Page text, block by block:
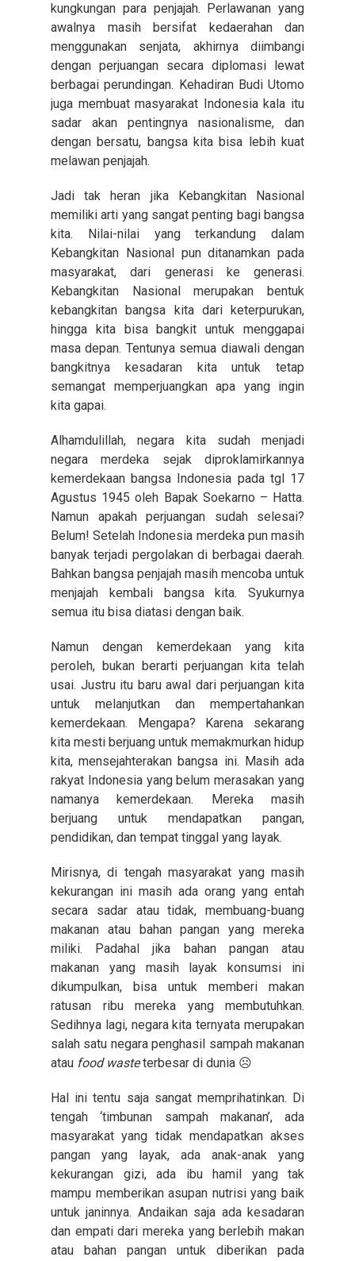
kungkungan para penjajah. Perlawanan yang
awalnya masih bersifat kedaerahan dan
menggunakan senjata, akhirnya diimbangi
dengan perjuangan secara diplomasi lewat
berbagai perundingan. Kehadiran Budi Utomo
juga membuat masyarakat Indonesia kala itu
sadar akan pentingnya nasionalisme, dan
dengan bersatu, bangsa kita bisa lebih kuat
melawan penjajah.
Jadi tak heran jika Kebangkitan Nasional
memiliki arti yang sangat penting bagi bangsa
kita. Nilai-nilai yang terkandung dalam
Kebangkitan Nasional pun ditanamkan pada
masyarakat, dari generasi ke generasi.
Kebangkitan Nasional merupakan bentuk
kebangkitan bangsa kita dari keterpurukan,
hingga kita bisa bangkit untuk menggapai
masa depan. Tentunya semua diawali dengan
bangkitnya kesadaran kita untuk tetap
semangat memperjuangkan apa yang ingin
kita gapai.
Alhamdulillah, negara kita sudah menjadi
negara merdeka sejak diproklamirkannya
kemerdekaan bangsa Indonesia pada tgl 17
Agustus 1945 oleh Bapak Soekarno – Hatta.
Namun apakah perjuangan sudah selesai?
Belum! Setelah Indonesia merdeka pun masih
banyak terjadi pergolakan di berbagai daerah.
Bahkan bangsa penjajah masih mencoba untuk
menjajah kembali bangsa kita. Syukurnya
semua itu bisa diatasi dengan baik.
Namun dengan kemerdekaan yang kita
peroleh, bukan berarti perjuangan kita telah
usai. Justru itu baru awal dari perjuangan kita
untuk melanjutkan dan mempertahankan
kemerdekaan. Mengapa? Karena sekarang
kita mesti berjuang untuk memakmurkan hidup
kita, mensejahterakan bangsa ini. Masih ada
rakyat Indonesia yang belum merasakan yang
namanya kemerdekaan. Mereka masih
berjuang untuk mendapatkan pangan,
pendidikan, dan tempat tinggal yang layak.
Mirisnya, di tengah masyarakat yang masih
kekurangan ini masih ada orang yang entah
secara sadar atau tidak, membuang-buang
makanan atau bahan pangan yang mereka
miliki. Padahal jika bahan pangan atau
makanan yang masih layak konsumsi ini
dikumpulkan, bisa untuk memberi makan
ratusan ribu mereka yang membutuhkan.
Sedihnya lagi, negara kita ternyata merupakan
salah satu negara penghasil sampah makanan
atau food wasteterbesar di dunia ☹
Hal ini tentu saja sangat memprihatinkan. Di
tengah ‘timbunan sampah makanan’, ada
masyarakat yang tidak mendapatkan akses
pangan yang layak, ada anak-anak yang
kekurangan gizi, ada ibu hamil yang tak
mampu memberikan asupan nutrisi yang baik
untuk janinnya. Andaikan saja ada kesadaran
dan empati dari mereka yang berlebih makan
atau bahan pangan untuk diberikan pada